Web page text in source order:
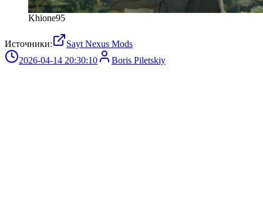
Khione95
Источники:
Sayt Nexus Mods
2026-04-14 20:30:10
Boris Piletskiy